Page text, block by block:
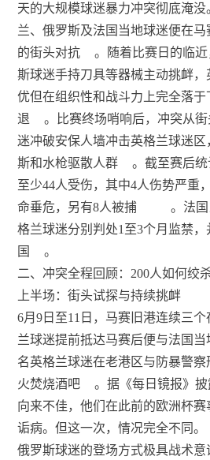
天的大规模球迷暴力冲突彻底淹
兰、俄罗斯及法国当地球迷便在
的街头对抗
。随着比赛日的临
斯球迷手持刀具等器械主动挑衅
优但在组织性和战斗力上完全落
退
。比赛终场哨响后，冲突从
迷冲破安保人墙冲击英格兰球迷
斯和水枪驱散人群
。截至赛后
至少44人受伤，其中4人伤势严重
命垂危，另有8人被捕
。法
格兰球迷分别判处1至3个月监禁
国
。
二、冲突全程回顾：200人如何绞
上半场：街头试探与持续挑衅
6月9日至11日，马赛旧港连续三
兰球迷提前抵达马赛后便与法国
名英格兰球迷在老港区与防暴警
火焚烧酒吧
。据《每日镜报》
向来不佳，他们在此前的欧洲杯
诟病。但这一次，情况完全不同。
俄罗斯球迷的登场方式极具战术